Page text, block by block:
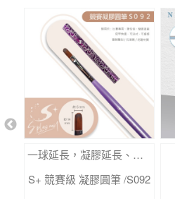
一球延長，凝膠延長、法式延長專用
S+ 競賽級 凝膠圓筆 /S092